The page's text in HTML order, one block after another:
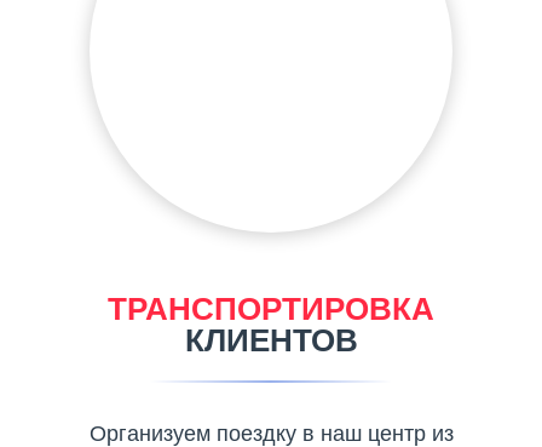
ТРАНСПОРТИРОВКА
КЛИЕНТОВ
Организуем поездку в наш центр из